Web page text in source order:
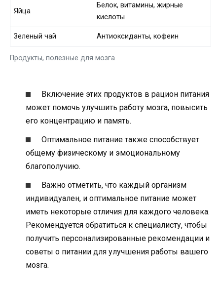
Продукты, полезные для мозга
Яйца
Белок, витамины, жирные
кислоты
Зеленый чай Антиоксиданты, кофеин
Включение этих продуктов в рацион питания
может помочь улучшить работу мозга, повысить
его концентрацию и память.
Оптимальное питание также способствует
общему физическому и эмоциональному
благополучию.
Важно отметить, что каждый организм
индивидуален, и оптимальное питание может
иметь некоторые отличия для каждого человека.
Рекомендуется обратиться к специалисту, чтобы
получить персонализированные рекомендации и
советы о питании для улучшения работы вашего
мозга.